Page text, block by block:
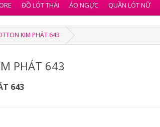
ĐỒ LÓT THÁI ÁO NGỰC QUẦN LÓT NỮ
KIM PHÁT 643
PHÁT 643
643